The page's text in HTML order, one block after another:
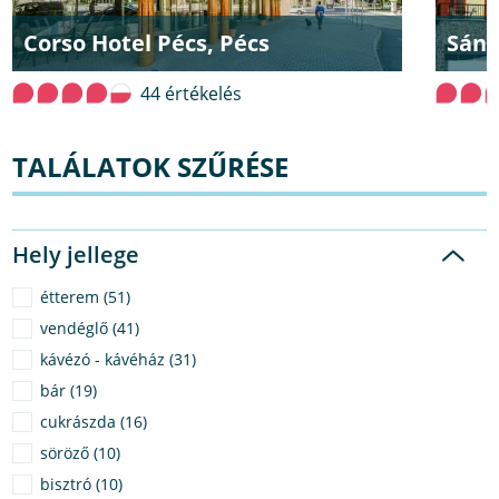
Corso Hotel Pécs, Pécs
44 értékelés
TALÁLATOK SZŰRÉSE
Hely jellege
étterem (51)
vendéglő (41)
kávézó - kávéház (31)
bár (19)
cukrászda (16)
söröző (10)
bisztró (10)